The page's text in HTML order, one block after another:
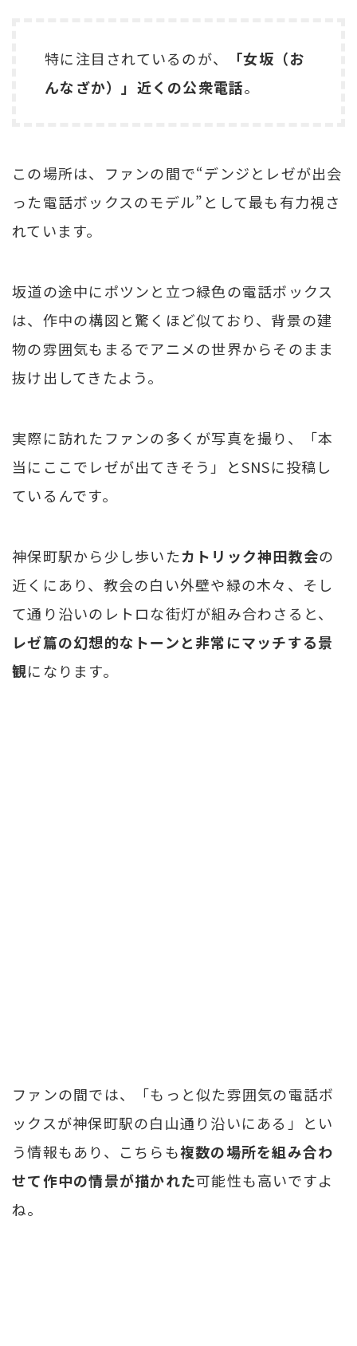
特に注目されているのが、
「女坂（お
んなざか）」近くの公衆電話。
この場所は、ファンの間で“デンジとレゼが出会
った電話ボックスのモデル”として最も有力視さ
れています。
坂道の途中にポツンと立つ緑色の電話ボックス
は、作中の構図と驚くほど似ており、背景の建
物の雰囲気もまるでアニメの世界からそのまま
抜け出してきたよう。
実際に訪れたファンの多くが写真を撮り、「本
当にここでレゼが出てきそう」とSNSに投稿し
ているんです。
神保町駅から少し歩いたカトリック神田教会の
近くにあり、教会の白い外壁や緑の木々、そし
て通り沿いのレトロな街灯が組み合わさると、
レゼ篇の幻想的なトーンと非常にマッチする景
観になります。
ファンの間では、「もっと似た雰囲気の電話ボ
ックスが神保町駅の白山通り沿いにある」とい
う情報もあり、こちらも複数の場所を組み合わ
せて作中の情景が描かれた可能性も高いですよ
ね。